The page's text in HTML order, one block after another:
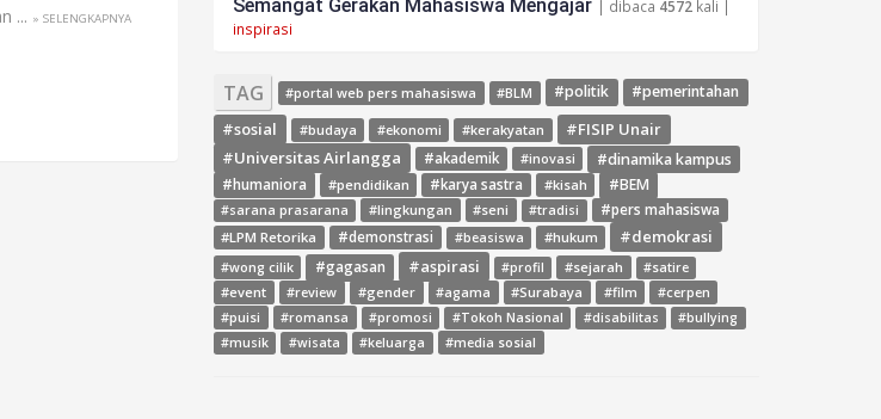
... » SELENGKAPNYA
Semangat Gerakan Mahasiswa Mengajar | dibaca 4572kali |
inspirasi
TAG #portal web pers mahasiswa #BLM #politik #pemerintahan
#sosial #budaya #ekonomi #kerakyatan
#FISIP Unair
#Universitas Airlangga
#akademik #inovasi #dinamika kampus
#humaniora #pendidikan #karya sastra #kisah #BEM
#sarana prasarana #lingkungan #seni #tradisi
#pers mahasiswa
#LPM Retorika
#demonstrasi #beasiswa #hukum #demokrasi
#wong cilik #gagasan #aspirasi #profil #sejarah #satire
#event #review #gender #agama #Surabaya #film
#cerpen
#puisi
#romansa #promosi #Tokoh Nasional #disabilitas
#bullying
#musik
#wisata #keluarga #media sosial